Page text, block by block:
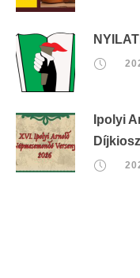
Ipolyi